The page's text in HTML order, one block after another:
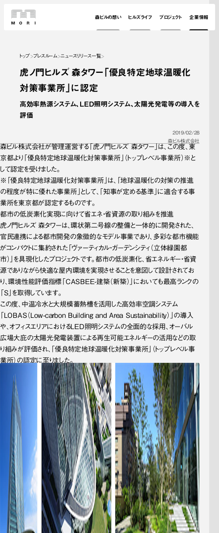
森ビルの想い ヒルズライフ プロジェクト 企業情報
トップ プレスルーム ニュースリリース一覧
虎ノ門ヒルズ 森タワー「優良特定地球温暖化
対策事業所」に認定
高効率熱源システム、LED照明システム、太陽光発電等の導入を
評価
2019/02/28
森ビル株式会社
森ビル株式会社が管理運営する「虎ノ門ヒルズ 森タワー」は、この度、東
京都より「優良特定地球温暖化対策事業所」（トップレベル事業所）※と
して認定を受けました。
※「優良特定地球温暖化対策事業所」は、「地球温暖化の対策の推進
の程度が特に優れた事業所」として、「知事が定める基準」に適合する事
業所を東京都が認定するものです。
都市の低炭素化実現に向けて省エネ・省資源の取り組みを推進
虎ノ門ヒルズ 森タワーは、環状第二号線の整備と一体的に開発された、
官民連携による都市開発の象徴的なモデル事業であり、多彩な都市機能
がコンパクトに集約された「ヴァーティカル・ガーデンシティ（立体緑園都
市）」を具現化したプロジェクトです。都市の低炭素化、省エネルギー・省資
源でありながら快適な屋内環境を実現させることを意図して設計されてお
り、環境性能評価指標「CASBEE-建築（新築）」においても最高ランクの
「S」を取得しています。
この度、中温冷水と大規模蓄熱槽を活用した高効率空調システム
「LOBAS（Low-carbon Building and Area Sustainability）」の導入
や、オフィスエリアにおけるLED照明システムの全面的な採用、オーバル
広場大庇の太陽光発電装置による再生可能エネルギーの活用などの取
り組みが評価され、「優良特定地球温暖化対策事業所」（トップレベル事
業所）の認定に至りました。